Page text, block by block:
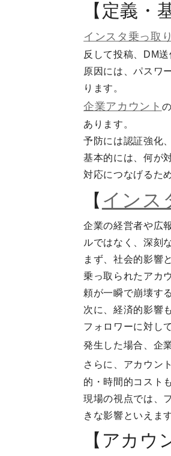
【定義・
インスタ乗っ取り
反して投稿、DM
原因には、パスワ
ります。
企業アカウント
あります。
予防には認証強化
基本的には、何が
対応につなげるた
【 インス
企業の経営者や広
ルではなく、深刻
まず、社会的影響
乗っ取られたアカ
頼が一瞬で崩壊す
次に、経済的影響
フォロワーに対し
発生した場合、企
さらに、アカウン
的・時間的コスト
現場の視点では、
きな影響といえます
【アカ